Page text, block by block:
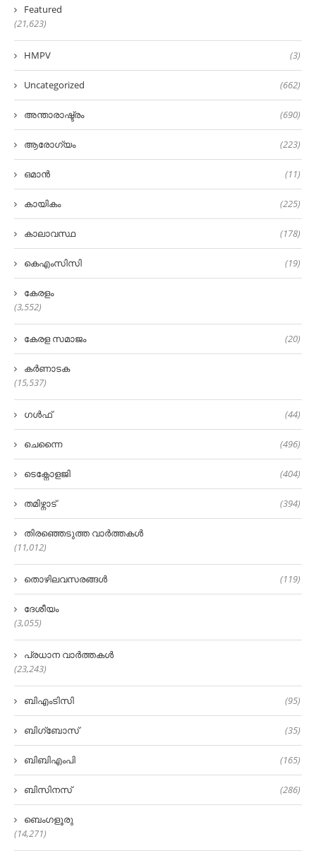
Featured
(21,623)
HMPV (3)
Uncategorized (662)
അന്താരാഷ്ട്രം (690)
ആരോഗ്യം (223)
ഒമാൻ (11)
കായികം (225)
കാലാവസ്ഥ (178)
കെഎംസിസി (19)
കേരളം
(3,552)
കേരള സമാജം (20)
കർണാടക
(15,537)
ഗൾഫ് (44)
ചെന്നൈ (496)
ടെക്നോളജി (404)
തമിഴ്നാട് (394)
തിരഞ്ഞെടുത്ത വാർത്തകൾ
(11,012)
തൊഴിലവസരങ്ങൾ (119)
ദേശീയം
(3,055)
പ്രധാന വാർത്തകൾ
(23,243)
ബിഎംടിസി (95)
ബിഗ്‌ബോസ് (35)
ബിബിഎംപി (165)
ബിസിനസ് (286)
ബെംഗളൂരു
(14,271)